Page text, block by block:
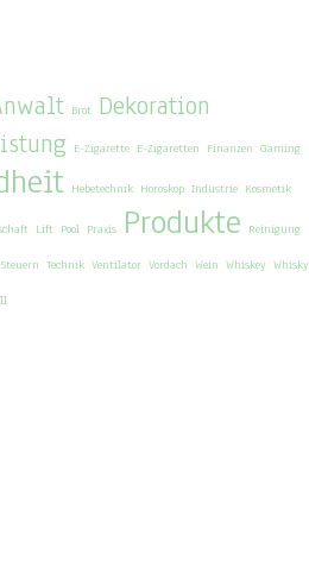
Brot Dekoration
E-Zigarette E-Zigaretten Finanzen Gaming
Hebetechnik Horoskop Industrie Kosmetik
Lift Pool Praxis Produkte Reinigung
Steuern Technik Ventilator Vordach Wein Whiskey Whisky